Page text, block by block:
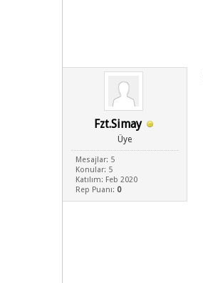
Fzt.Simay
Üye
Mesajlar: 5
Konular: 5
Katılım: Feb 2020
Rep Puanı: 0